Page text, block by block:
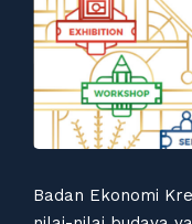
Badan Ekonomi